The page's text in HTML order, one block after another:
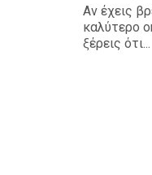
Αν έχεις
καλύτερο
ξέρεις ότι...